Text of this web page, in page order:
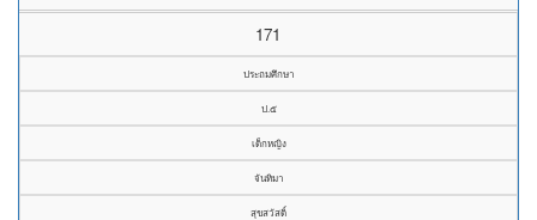
171
ประถมศึกษา
ป.๕
เด็กหญิง
จันทิมา
สุขสวัสดิ์